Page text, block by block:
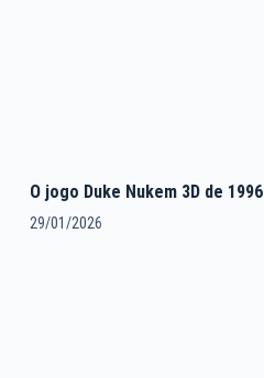
O jogo Duke Nukem 3D de 1996
29/01/2026